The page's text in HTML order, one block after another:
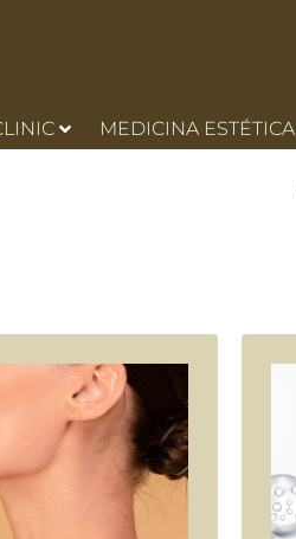
MEDICINA ESTÉTICA